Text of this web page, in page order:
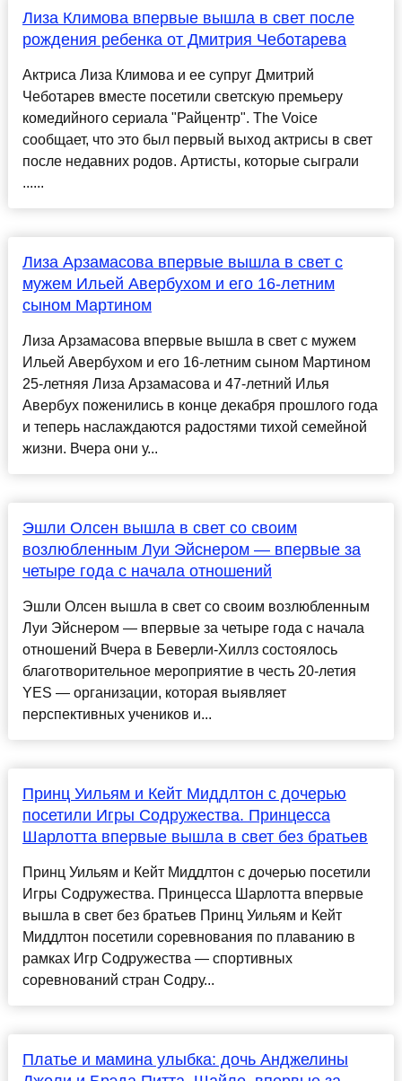
Лиза Климова впервые вышла в свет после
рождения ребенка от Дмитрия Чеботарева
Актриса Лиза Климова и ее супруг Дмитрий
Чеботарев вместе посетили светскую премьеру
комедийного сериала "Райцентр". The Voice
сообщает, что это был первый выход актрисы в свет
после недавних родов. Артисты, которые сыграли
......
Лиза Арзамасова впервые вышла в свет с
мужем Ильей Авербухом и его 16-летним
сыном Мартином
Лиза Арзамасова впервые вышла в свет с мужем
Ильей Авербухом и его 16-летним сыном Мартином
25-летняя Лиза Арзамасова и 47-летний Илья
Авербух поженились в конце декабря прошлого года
и теперь наслаждаются радостями тихой семейной
жизни. Вчера они у...
Эшли Олсен вышла в свет со своим
возлюбленным Луи Эйснером — впервые за
четыре года с начала отношений
Эшли Олсен вышла в свет со своим возлюбленным
Луи Эйснером — впервые за четыре года с начала
отношений Вчера в Беверли-Хиллз состоялось
благотворительное мероприятие в честь 20-летия
YES — организации, которая выявляет
перспективных учеников и...
Принц Уильям и Кейт Миддлтон с дочерью
посетили Игры Содружества. Принцесса
Шарлотта впервые вышла в свет без братьев
Принц Уильям и Кейт Миддлтон с дочерью посетили
Игры Содружества. Принцесса Шарлотта впервые
вышла в свет без братьев Принц Уильям и Кейт
Миддлтон посетили соревнования по плаванию в
рамках Игр Содружества — спортивных
соревнований стран Содру...
Платье и мамина улыбка: дочь Анджелины